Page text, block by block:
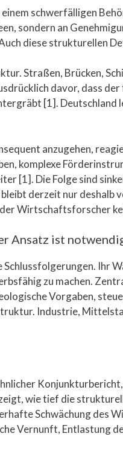
schwerfälligen
sondern an
diese strukturellen
Straßen, Brücken,
davor, dass
[1]. Deutschland
anzugehen,
komplexe
[1]. Die Folge sind
derzeit nur deshalb
der Wirtschaftsforscher
Ansatz ist
Ihr
zu machen.
Vorgaben,
Industrie,
wie tief die
Schwächung des
Vernunft, Entlastung